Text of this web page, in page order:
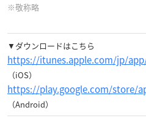
※敬称略
▼ダウンロードはこちら
https://itunes.apple.com/jp/
（iOS）
https://play.google.com/store/
（Android）